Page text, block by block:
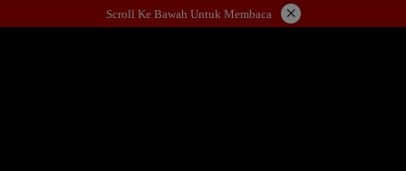
ke
Scroll Ke Bawah Untuk Membaca ×